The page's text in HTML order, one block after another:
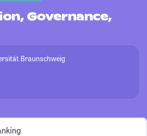
Governance,
Braunschweig